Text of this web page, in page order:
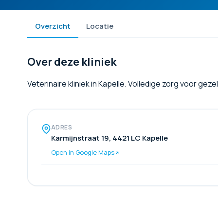
Overzicht Locatie
Over deze kliniek
Veterinaire kliniek in Kapelle. Volledige zorg voor
ADRES
Karmijnstraat 19, 4421 LC Kapelle
Open in Google Maps